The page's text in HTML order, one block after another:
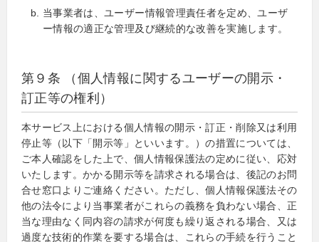
当事業者は、ユーザー情報管理責任者を定め、ユーザ
ー情報の適正な管理及び継続的な改善を実施します。
第９条 （個人情報に関するユーザーの開示・
訂正等の権利）
本サービス上における個人情報の開示・訂正・削除又は利用
停止等（以下「開示等」といいます。）の措置については、
ご本人確認をした上で、個人情報保護法の定めに従い、応対
いたします。かかる開示等を請求される場合は、後記のお問
合せ窓口よりご連絡ください。ただし、個人情報保護法その
他の法令により当事業者がこれらの義務を負わない場合、正
当な理由なく同内容の請求が何度も繰り返される場合、又は
過度な技術的作業を要する場合は、これらの手続を行うこと